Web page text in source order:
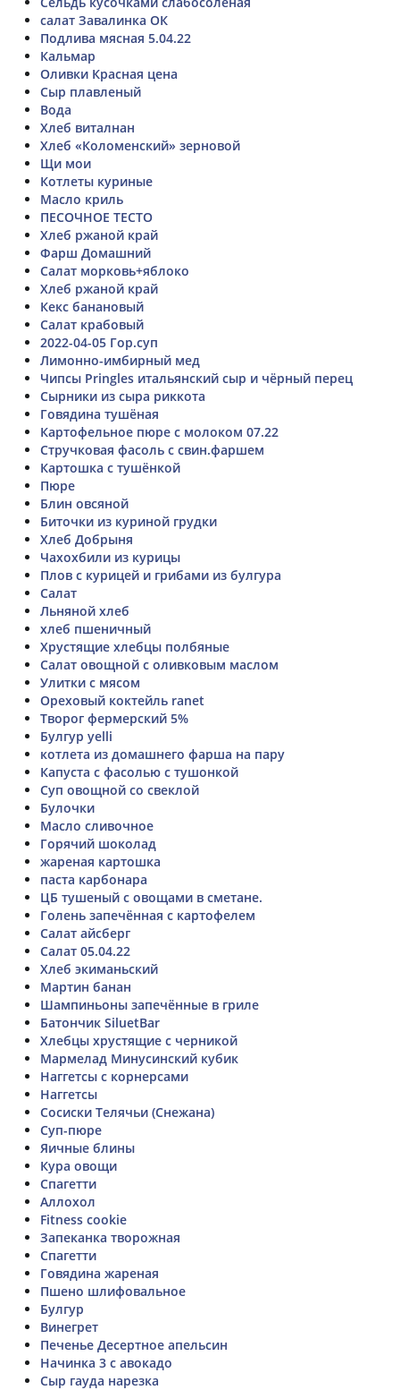
салат Завалинка ОК
Подлива мясная 5.04.22
Кальмар
Оливки Красная цена
Сыр плавленый
Вода
Хлеб виталнан
Хлеб «Коломенский» зерновой
Щи мои
Котлеты куриные
Масло криль
ПЕСОЧНОЕ ТЕСТО
Хлеб ржаной край
Фарш Домашний
Салат морковь+яблоко
Хлеб ржаной край
Кекс банановый
Салат крабовый
2022-04-05 Гор.суп
Лимонно-имбирный мед
Чипсы Pringles итальянский сыр и чёрный перец
Сырники из сыра риккота
Говядина тушёная
Картофельное пюре с молоком 07.22
Стручковая фасоль с свин.фаршем
Картошка с тушёнкой
Пюре
Блин овсяной
Биточки из куриной грудки
Хлеб Добрыня
Чахохбили из курицы
Плов с курицей и грибами из булгура
Салат
Льняной хлеб
хлеб пшеничный
Хрустящие хлебцы полбяные
Салат овощной с оливковым маслом
Улитки с мясом
Ореховый коктейль ranet
Творог фермерский 5%
Булгур yelli
котлета из домашнего фарша на пару
Капуста с фасолью с тушонкой
Суп овощной со свеклой
Булочки
Масло сливочное
Горячий шоколад
жареная картошка
паста карбонара
ЦБ тушеный с овощами в сметане.
Голень запечённая с картофелем
Салат айсберг
Салат 05.04.22
Хлеб экиманьский
Мартин банан
Шампиньоны запечённые в гриле
Батончик SiluetBar
Хлебцы хрустящие с черникой
Мармелад Минусинский кубик
Наггетсы с корнерсами
Наггетсы
Сосиски Телячьи (Снежана)
Суп-пюре
Яичные блины
Кура овощи
Спагетти
Аллохол
Fitness cookie
Запеканка творожная
Спагетти
Говядина жареная
Пшено шлифовальное
Булгур
Винегрет
Печенье Десертное апельсин
Начинка 3 с авокадо
Сыр гауда нарезка